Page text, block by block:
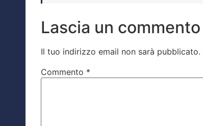
Lascia un commento
Il tuo indirizzo email non sarà pubblicato.
Commento *